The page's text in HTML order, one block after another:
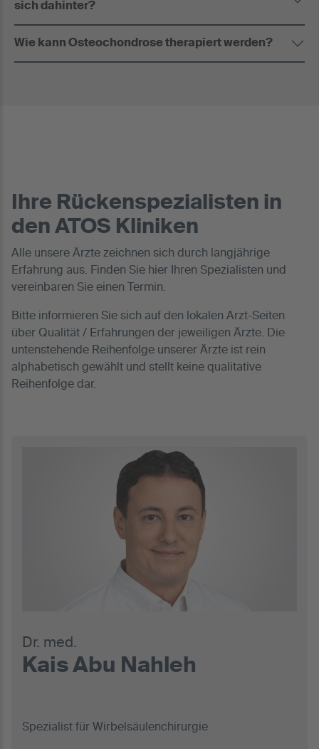
sich dahinter?
Wie kann Osteochondrose therapiert werden?
Ihre Rückenspezialisten in
den ATOS Kliniken
Alle unsere Ärzte zeichnen sich durch langjährige
Erfahrung aus. Finden Sie hier Ihren Spezialisten und
vereinbaren Sie einen Termin.
Bitte informieren Sie sich auf den lokalen Arzt-Seiten
über Qualität / Erfahrungen der jeweiligen Ärzte. Die
untenstehende Reihenfolge unserer Ärzte ist rein
alphabetisch gewählt und stellt keine qualitative
Reihenfolge dar.
Dr. med.
Kais Abu Nahleh
Spezialist für Wirbelsäulenchirurgie